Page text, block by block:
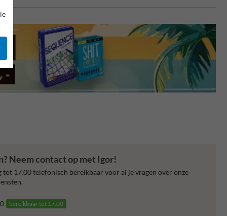
Neem contact op met Igor!
tot 17.00 telefonisch bereikbaar voor al je vragen over onze
bereikbaar tot 17.00